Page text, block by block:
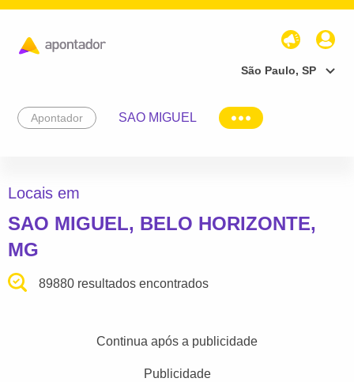
São Paulo, SP
Apontador SAO MIGUEL
Locais em
SAO MIGUEL, BELO HORIZONTE,
MG
89880 resultados encontrados
Continua após a publicidade
Publicidade